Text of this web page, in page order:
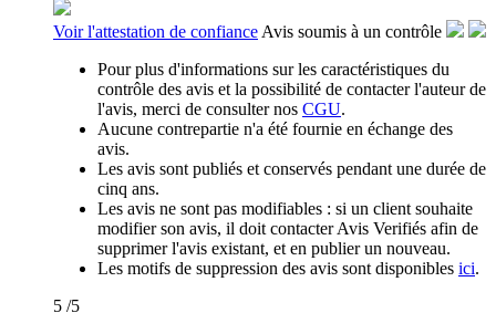
Voir l'attestation de confiance Avis soumis à un contrôle
Pour plus d'informations sur les caractéristiques du
contrôle des avis et la possibilité de contacter l'auteur de
l'avis, merci de consulter nos CGU.
Aucune contrepartie n'a été fournie en échange des
avis.
Les avis sont publiés et conservés pendant une durée de
cinq ans.
Les avis ne sont pas modifiables : si un client souhaite
modifier son avis, il doit contacter Avis Verifiés afin de
supprimer l'avis existant, et en publier un nouveau.
Les motifs de suppression des avis sont disponibles ici.
5 /5